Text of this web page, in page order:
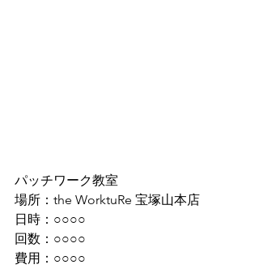
パッチワーク教室
場所：the WorktuRe 宝塚山本店
日時：○○○○
回数：○○○○
費用：○○○○